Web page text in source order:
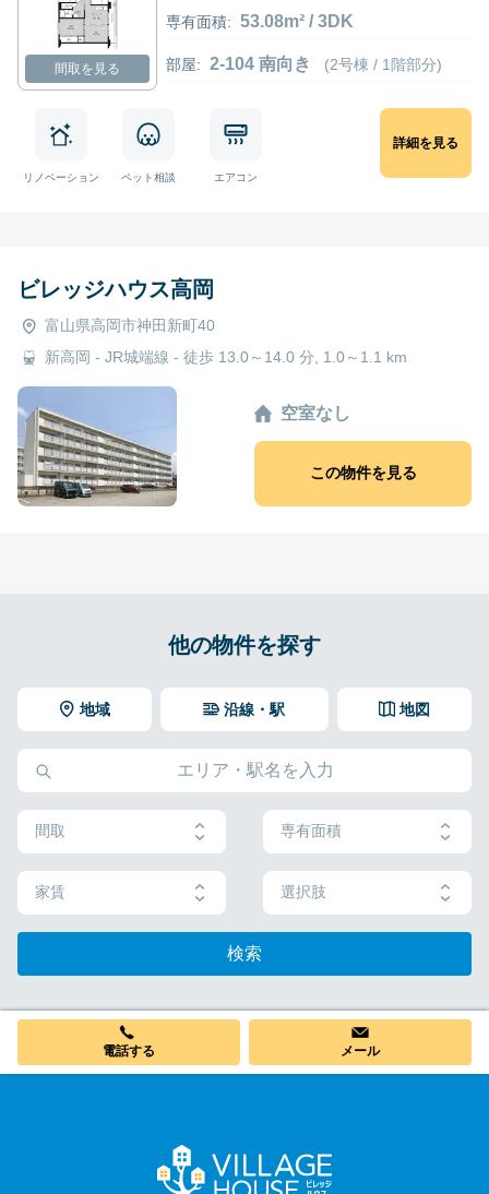
間取を見る
専有面積: 53.08m² / 3DK
部屋: 2-104 南向き (2号棟 / 1階部分)
リノベーション ペット相談 エアコン
詳細を見る
ビレッジハウス高岡
富山県高岡市神田新町40
新高岡 - JR城端線 - 徒歩 13.0～14.0 分, 1.0～1.1 km
空室なし
この物件を見る
他の物件を探す
地域 地図
沿線・駅
間取 専有面積
家賃 選択肢
検索
電話する メール